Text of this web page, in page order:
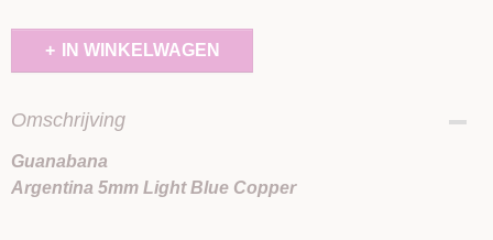
IN WINKELWAGEN
Omschrijving
Guanabana
Argentina 5mm Light Blue Copper